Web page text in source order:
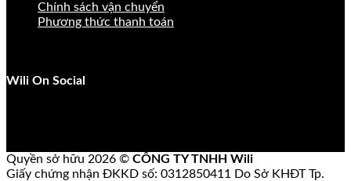
Chính sách vận chuyển
Phương thức thanh toán
Wili On Social
Quyền sở hữu 2026 © CÔNG TY TNHH Wili
Giấy chứng nhận ĐKKD số: 0312850411 Do Sở KHĐT Tp.